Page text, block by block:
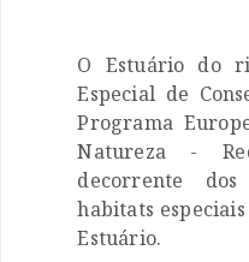
O Estuário do
Especial de
Programa
Natureza -
decorrente
habitats
Estuário.